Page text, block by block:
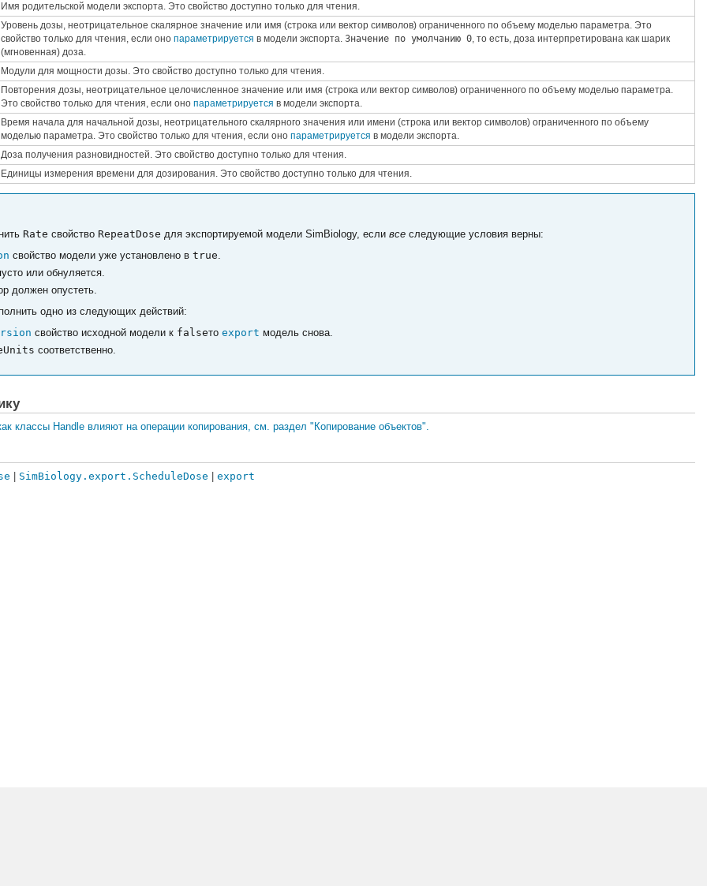
Имя родительской модели экспорта. Это свойство доступно только для чтения.
Уровень дозы, неотрицательное скалярное значение или имя (строка или вектор символов) ограниченного по объему моделью параметра. Это
свойство только для чтения, если оно параметрируется в модели экспорта. Значение по умолчанию 0, то есть, доза интерпретирована как шарик
(мгновенная) доза.
Модули для мощности дозы. Это свойство доступно только для чтения.
Повторения дозы, неотрицательное целочисленное значение или имя (строка или вектор символов) ограниченного по объему моделью параметра.
Это свойство только для чтения, если оно параметрируется в модели экспорта.
Время начала для начальной дозы, неотрицательного скалярного значения или имени (строка или вектор символов) ограниченного по объему
моделью параметра. Это свойство только для чтения, если оно параметрируется в модели экспорта.
Доза получения разновидностей. Это свойство доступно только для чтения.
Единицы измерения времени для дозирования. Это свойство доступно только для чтения.
Rate свойство RepeatDose для экспортируемой модели SimBiology, если все следующие условия верны:
свойство модели уже установлено в true.
или обнуляется.
должен опустеть.
одно из следующих действий:
свойство исходной модели к falseто export модель снова.
соответственно.
классы Handle влияют на операции копирования, см. раздел "Копирование объектов".
SimBiology.export.ScheduleDose export